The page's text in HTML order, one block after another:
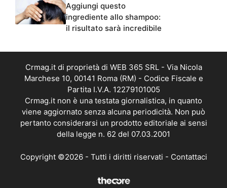
Aggiungi questo
ingrediente allo shampoo:
il risultato sarà incredibile
Crmag.it di proprietà di WEB 365 SRL - Via Nicola
Marchese 10, 00141 Roma (RM) - Codice Fiscale e
Partita I.V.A. 12279101005
Crmag.it non è una testata giornalistica, in quanto
viene aggiornato senza alcuna periodicità. Non può
pertanto considerarsi un prodotto editoriale ai sensi
della legge n. 62 del 07.03.2001
Copyright ©2026 - Tutti i diritti riservati - Contattaci